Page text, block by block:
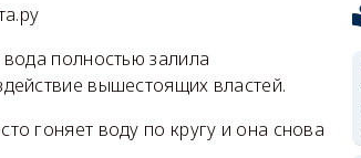
полностью залила
вышестоящих властей.
гоняет воду по кругу и она снова